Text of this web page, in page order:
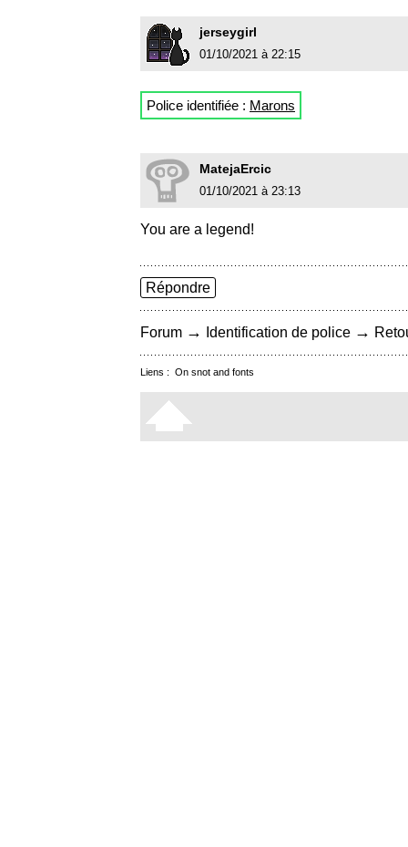
jerseygirl
01/10/2021 à 22:15
Police identifiée : Marons
MatejaErcic
01/10/2021 à 23:13
You are a legend!
Répondre
Forum → Identification de police →
Liens : On snot and fonts